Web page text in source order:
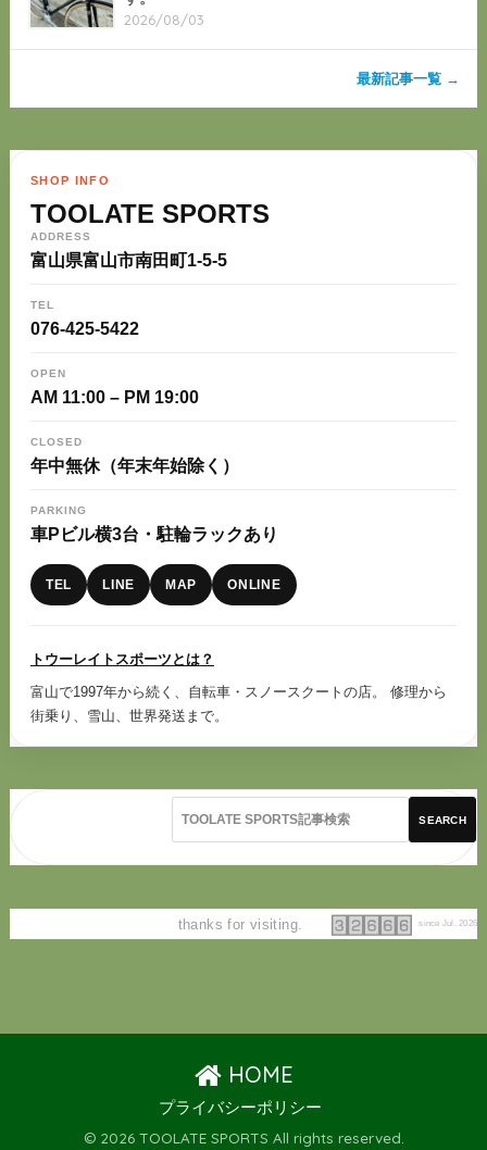
2026/08/03
最新記事一覧 →
SHOP INFO
TOOLATE SPORTS
ADDRESS
富山県富山市南田町1-5-5
TEL
076-425-5422
OPEN
AM 11:00 – PM 19:00
CLOSED
年中無休（年末年始除く）
PARKING
車Pビル横3台・駐輪ラックあり
TEL LINE MAP ONLINE
トウーレイトスポーツとは？
富山で1997年から続く、自転車・スノースクートの店。 修理から
街乗り、雪山、世界発送まで。
SEARCH
thanks for visiting. since Jul. 2026
HOME
プライバシーポリシー
© 2026 TOOLATE SPORTS All rights reserved.